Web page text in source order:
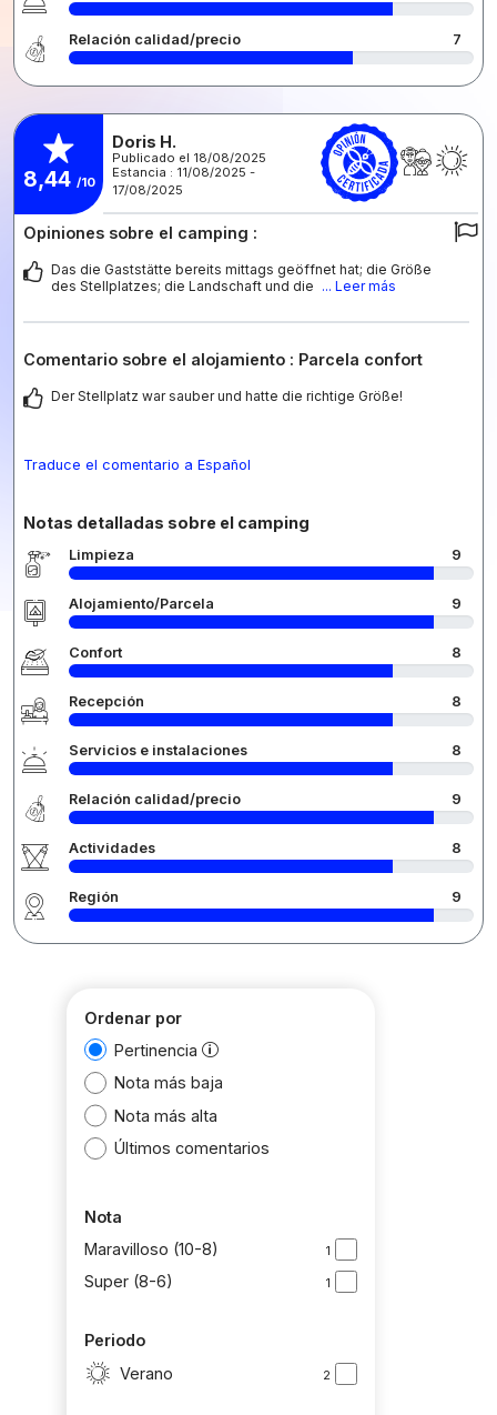
Relación calidad/precio 7
8,44 /10
Doris H.
Publicado el 18/08/2025
Estancia : 11/08/2025 -
17/08/2025
Opiniones sobre el camping :
Das die Gaststätte bereits mittags geöffnet hat; die Größe
des Stellplatzes; die Landschaft und die ... Leer más
Comentario sobre el alojamiento : Parcela confort
Der Stellplatz war sauber und hatte die richtige Größe!
Traduce el comentario a Español
Notas detalladas sobre el camping
Limpieza 9
Alojamiento/Parcela 9
Confort 8
Recepción 8
Servicios e instalaciones 8
Relación calidad/precio 9
Actividades 8
Región 9
Ordenar por
Pertinencia
Nota más baja
Nota más alta
Últimos comentarios
Nota
Maravilloso (10-8)
1
Super (8-6) 1
Periodo
Verano
2